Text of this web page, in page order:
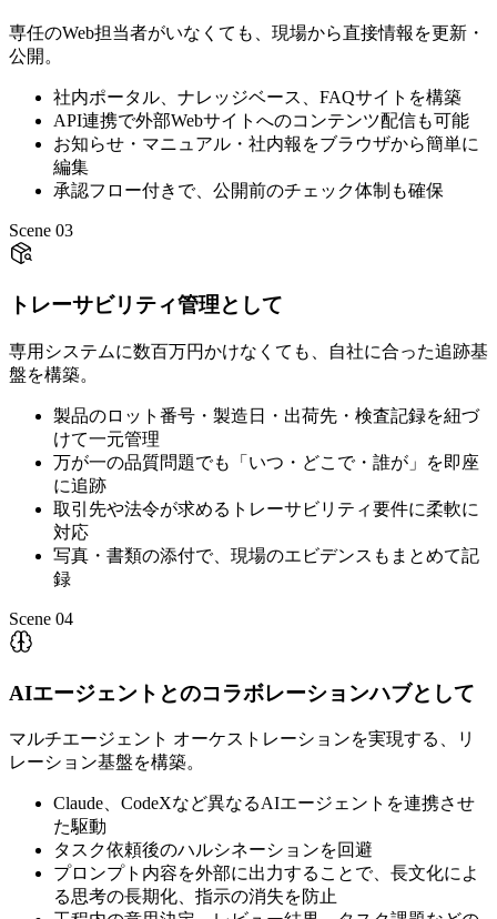
専任のWeb担当者がいなくても、現場から直接情報を更新・
公開。
社内ポータル、ナレッジベース、FAQサイトを構築
API連携で外部Webサイトへのコンテンツ配信も可能
お知らせ・マニュアル・社内報をブラウザから簡単に
編集
承認フロー付きで、公開前のチェック体制も確保
Scene 03
トレーサビリティ管理として
専用システムに数百万円かけなくても、自社に合った追跡基
盤を構築。
製品のロット番号・製造日・出荷先・検査記録を紐づ
けて一元管理
万が一の品質問題でも「いつ・どこで・誰が」を即座
に追跡
取引先や法令が求めるトレーサビリティ要件に柔軟に
対応
写真・書類の添付で、現場のエビデンスもまとめて記
録
Scene 04
AIエージェントとのコラボレーションハブとして
マルチエージェント オーケストレーションを実現する、リ
レーション基盤を構築。
Claude、CodeXなど異なるAIエージェントを連携させ
た駆動
タスク依頼後のハルシネーションを回避
プロンプト内容を外部に出力することで、長文化によ
る思考の長期化、指示の消失を防止